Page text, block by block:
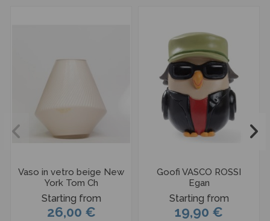
Vaso in vetro beige New
York Tom Ch
Starting from
26,00 €
Goofi VASCO ROSSI
Egan
Starting from
19,90 €